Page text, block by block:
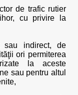
de trafic rutier
cu privire la
indirect, de
ori permiterea
la aceste
sau pentru altul